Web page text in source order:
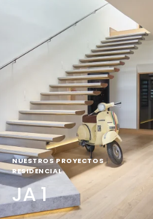
NUESTROS PROYECTOS|
RESIDENCIAL
JA 1